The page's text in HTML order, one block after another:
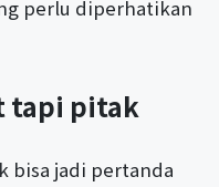
perlu diperhatikan
tapi pitak
bisa jadi pertanda